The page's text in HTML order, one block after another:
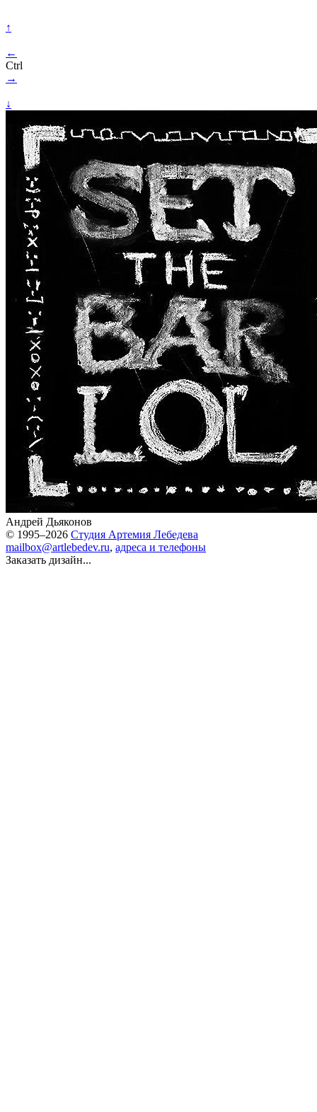
↑
←
Ctrl
→
↓
Андрей Дьяконов
© 1995–2026 Студия Артемия Лебедева
mailbox@artlebedev.ru, адреса и телефоны
Заказать дизайн...